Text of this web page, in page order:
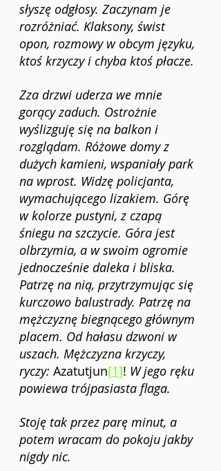
słyszę odgłosy. Zaczynam je
rozróżniać. Klaksony, świst
opon, rozmowy w obcym języku,
ktoś krzyczy i chyba ktoś płacze.
Zza drzwi uderza we mnie
gorący zaduch. Ostrożnie
wyślizguję się na balkon i
rozglądam. Różowe domy z
dużych kamieni, wspaniały park
na wprost. Widzę policjanta,
wymachującego lizakiem. Górę
w kolorze pustyni, z czapą
śniegu na szczycie. Góra jest
olbrzymia, a w swoim ogromie
jednocześnie daleka i bliska.
Patrzę na nią, przytrzymując się
kurczowo balustrady. Patrzę na
mężczyznę biegnącego głównym
placem. Od hałasu dzwoni w
uszach. Mężczyzna krzyczy,
ryczy: Azatutjun[1]! W jego ręku
powiewa trójpasiasta flaga.
Stoję tak przez parę minut, a
potem wracam do pokoju jakby
nigdy nic.